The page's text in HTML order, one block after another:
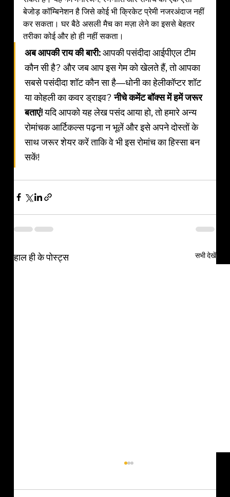
बेजोड़ कॉम्बिनेशन है जिसे कोई भी क्रिकेट प्रेमी नजरअंदाज नहीं
कर सकता। घर बैठे असली मैच का मज़ा लेने का इससे बेहतर
तरीका कोई और हो ही नहीं सकता।
अब आपकी राय की बारी: आपकी पसंदीदा आईपीएल टीम
कौन सी है? और जब आप इस गेम को खेलते हैं, तो आपका
सबसे पसंदीदा शॉट कौन सा है—धोनी का हेलीकॉप्टर शॉट
या कोहली का कवर ड्राइव? नीचे कमेंट बॉक्स में हमें जरूर
बताएं! यदि आपको यह लेख पसंद आया हो, तो हमारे अन्य
रोमांचक आर्टिकल्स पढ़ना न भूलें और इसे अपने दोस्तों के
साथ जरूर शेयर करें ताकि वे भी इस रोमांच का हिस्सा बन
सकें!
हाल ही के पोस्ट्स सभी देखें